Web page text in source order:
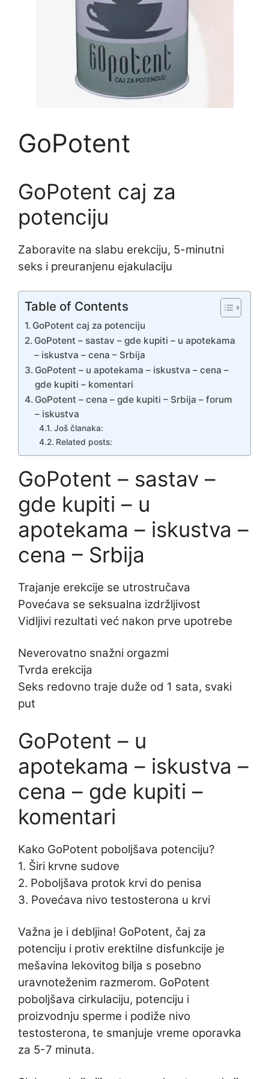
GoPotent
GoPotent caj za
potenciju
Zaboravite na slabu erekciju, 5-minutni
seks i preuranjenu ejakulaciju
Table of Contents
GoPotent caj za potenciju
GoPotent – sastav – gde kupiti – u apotekama
– iskustva – cena – Srbija
GoPotent – u apotekama – iskustva – cena –
gde kupiti – komentari
GoPotent – cena – gde kupiti – Srbija – forum
– iskustva
Još članaka:
Related posts:
GoPotent – sastav –
gde kupiti – u
apotekama – iskustva –
cena – Srbija
Trajanje erekcije se utrostručava
Povećava se seksualna izdržljivost
Vidljivi rezultati već nakon prve upotrebe
Neverovatno snažni orgazmi
Tvrda erekcija
Seks redovno traje duže od 1 sata, svaki
put
GoPotent – u
apotekama – iskustva –
cena – gde kupiti –
komentari
Kako GoPotent poboljšava potenciju?
1. Širi krvne sudove
2. Poboljšava protok krvi do penisa
3. Povećava nivo testosterona u krvi
Važna je i debljina! GoPotent, čaj za
potenciju i protiv erektilne disfunkcije je
mešavina lekovitog bilja s posebno
uravnoteženim razmerom. GoPotent
poboljšava cirkulaciju, potenciju i
proizvodnju sperme i podiže nivo
testosterona, te smanjuje vreme oporavka
za 5-7 minuta.